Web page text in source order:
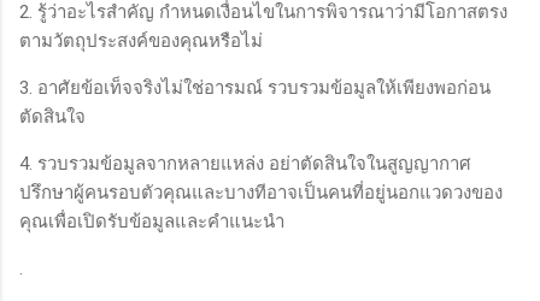
2. รู้ว่าอะไรสำคัญ กำหนดเงื่อนไขในการพิจารณาว่ามีโอกาสตรง
ตามวัตถุประสงค์ของคุณหรือไม่
3. อาศัยข้อเท็จจริงไม่ใช่อารมณ์ รวบรวมข้อมูลให้เพียงพอก่อน
ตัดสินใจ
4. รวบรวมข้อมูลจากหลายแหล่ง อย่าตัดสินใจในสูญญากาศ
ปรึกษาผู้คนรอบตัวคุณและบางทีอาจเป็นคนที่อยู่นอกแวดวงของ
คุณเพื่อเปิดรับข้อมูลและคำแนะนำ
.